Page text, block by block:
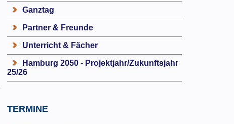
Ganztag
Partner & Freunde
Unterricht & Fächer
Hamburg 2050 - Projektjahr/Zukunftsjahr
25/26
TERMINE